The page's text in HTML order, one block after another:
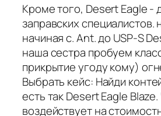
Кроме того, Desert Eagle -
заправских специалистов.
начиная с. Ant. до USP-S
наша сестра пробуем
прикрытие угоду кому)
Выбрать кейс: Найди
есть так Desert Eagle
воздействует на